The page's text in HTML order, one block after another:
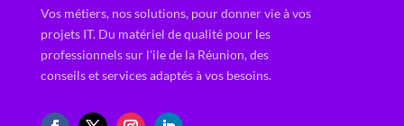
Vos métiers, nos solutions, pour donner vie à vos
projets IT. Du matériel de qualité pour les
professionnels sur l'ile de la Réunion, des
conseils et services adaptés à vos besoins.